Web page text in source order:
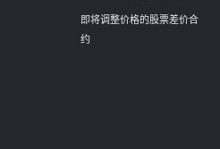
即将调整价格的股票差价合
约